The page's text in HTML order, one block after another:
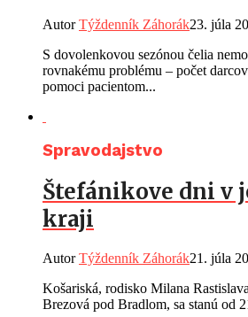
AutorTýždenník Záhorák23. júla
S dovolenkovou sezónou čelia
rovnakému problému – počet
pomoci pacientom...
Spravodajstvo
Štefánikove dni v
kraji
AutorTýždenník Záhorák21. júla
Košariská, rodisko Milana
Brezová pod Bradlom, sa stanú od